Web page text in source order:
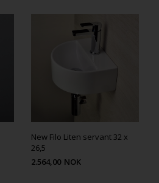
New Filo Liten servant 32 x
26,5
2.564,00 NOK